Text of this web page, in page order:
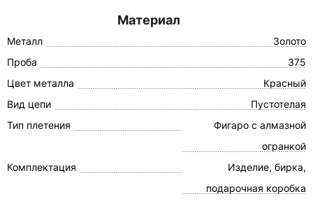
Материал
Металл
Золото
Проба
375
Цвет металла
Красный
Вид цепи
Пустотелая
Тип плетения
Фигаро с алмазной
огранкой
Комплектация
Изделие, бирка,
подарочная коробка